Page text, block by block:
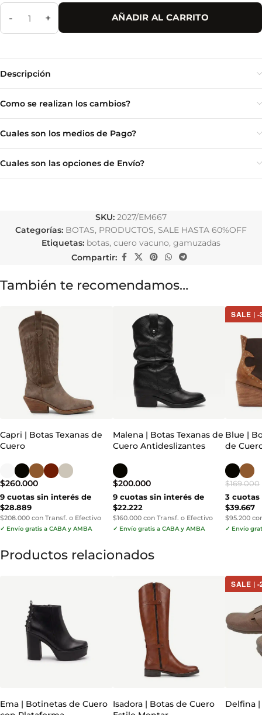
- + AÑADIR AL CARRITO
Descripción
Como se realizan los cambios?
Cuales son los medios de Pago?
Cuales son las opciones de Envío?
SKU: 2027/EM667
Categorías: BOTAS, PRODUCTOS, SALE HASTA 60%OFF
Etiquetas: botas, cuero vacuno, gamuzadas
Compartir:
También te recomendamos…
Capri | Botas Texanas de
Cuero
$260.000
9 cuotas sin interés de
$28.889
$208.000 con Transf. o Efectivo
✓ Envío gratis a CABA y AMBA
Malena | Botas Texanas de
Cuero Antideslizantes
$200.000
9 cuotas sin interés de
$22.222
$160.000 con Transf. o Efectivo
✓ Envío gratis a CABA y AMBA
SALE | -
Blue |
de
$169.000
3 cuotas
$39.667
$95.200
✓ Envío
Productos relacionados
Ema | Botinetas de Cuero Isadora | Botas de Cuero
SALE | -
Delfina